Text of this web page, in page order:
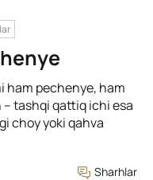
ham pechenye, ham
– tashqi qattiq ichi esa
choy yoki qahva
Sharhlar